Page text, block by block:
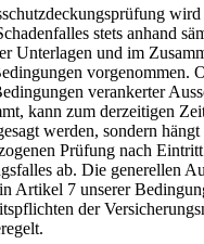
stets anhand
Unterlagen und im
vorgenommen.
verankerter
kann zum derzeitigen
werden, sondern
Prüfung nach
ab. Die generellen
Artikel 7 unserer
der